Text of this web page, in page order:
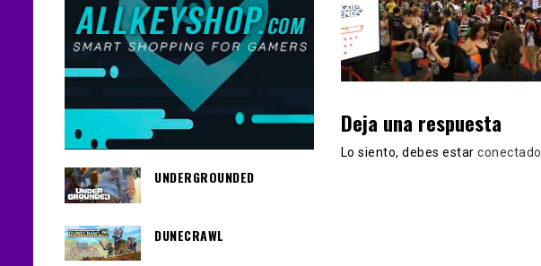
Deja una respuesta
Lo siento, debes estar conectado
UNDERGROUNDED
DUNECRAWL